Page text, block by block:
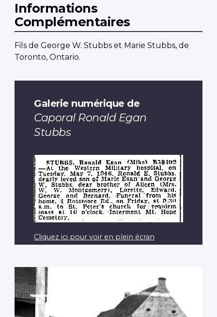
Informations
Complémentaires
Fils de George W. Stubbs et Marie Stubbs, de
Toronto, Ontario.
Galerie numérique de
Caporal Ronald Egan
Stubbs
Cliquez ici pour voir en plein écran